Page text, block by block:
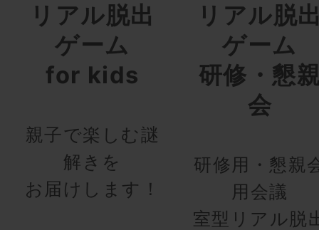
リアル脱出
ゲーム
for kids
親子で楽しむ謎
解きを
お届けします！
リアル脱
ゲーム
研修・懇
会
研修用・懇親
用会議
室型リアル脱